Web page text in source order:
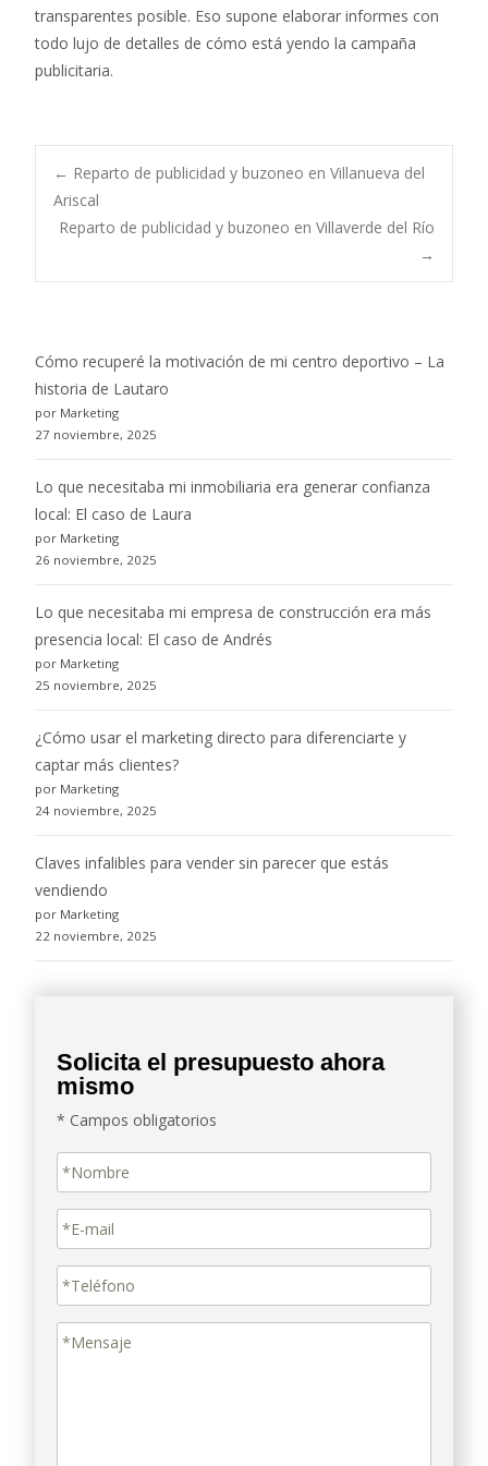
transparentes posible. Eso supone elaborar informes con
todo lujo de detalles de cómo está yendo la campaña
publicitaria.
Post
navigation
← Reparto de publicidad y buzoneo en Villanueva del
Ariscal
Reparto de publicidad y buzoneo en Villaverde del Río
→
Cómo recuperé la motivación de mi centro deportivo – La
historia de Lautaro
por Marketing
27 noviembre, 2025
Lo que necesitaba mi inmobiliaria era generar confianza
local: El caso de Laura
por Marketing
26 noviembre, 2025
Lo que necesitaba mi empresa de construcción era más
presencia local: El caso de Andrés
por Marketing
25 noviembre, 2025
¿Cómo usar el marketing directo para diferenciarte y
captar más clientes?
por Marketing
24 noviembre, 2025
Claves infalibles para vender sin parecer que estás
vendiendo
por Marketing
22 noviembre, 2025